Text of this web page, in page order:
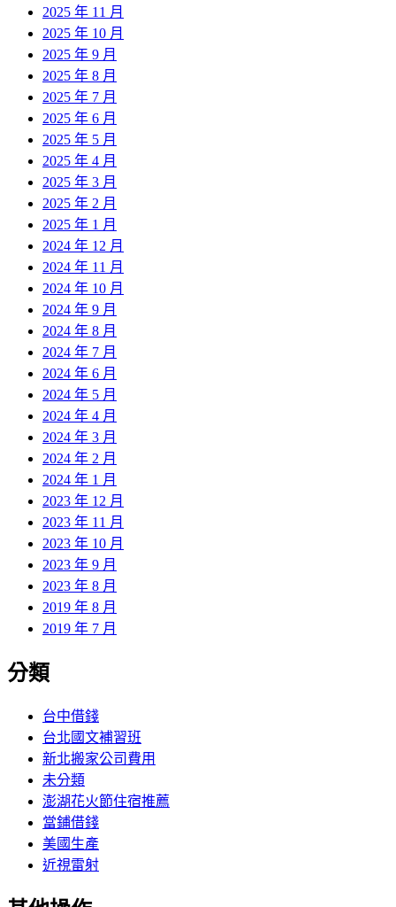
2025 年 11 月
2025 年 10 月
2025 年 9 月
2025 年 8 月
2025 年 7 月
2025 年 6 月
2025 年 5 月
2025 年 4 月
2025 年 3 月
2025 年 2 月
2025 年 1 月
2024 年 12 月
2024 年 11 月
2024 年 10 月
2024 年 9 月
2024 年 8 月
2024 年 7 月
2024 年 6 月
2024 年 5 月
2024 年 4 月
2024 年 3 月
2024 年 2 月
2024 年 1 月
2023 年 12 月
2023 年 11 月
2023 年 10 月
2023 年 9 月
2023 年 8 月
2019 年 8 月
2019 年 7 月
分類
台中借錢
台北國文補習班
新北搬家公司費用
未分類
澎湖花火節住宿推薦
當鋪借錢
美國生產
近視雷射